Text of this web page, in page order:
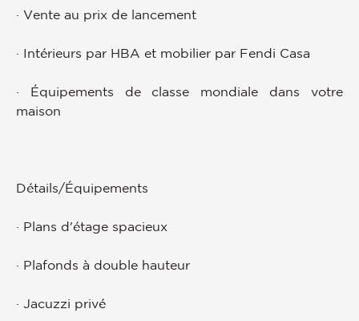
· Vente au prix de lancement
· Intérieurs par HBA et mobilier par Fendi Casa
· Équipements de classe mondiale dans votre
maison
Détails/Équipements
· Plans d'étage spacieux
· Plafonds à double hauteur
· Jacuzzi privé